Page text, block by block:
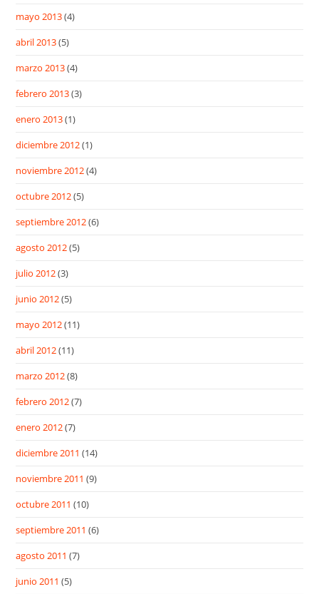
mayo 2013(4)
abril 2013(5)
marzo 2013(4)
febrero 2013(3)
enero 2013(1)
diciembre 2012(1)
noviembre 2012(4)
octubre 2012(5)
septiembre 2012(6)
agosto 2012(5)
julio 2012(3)
junio 2012(5)
mayo 2012(11)
abril 2012(11)
marzo 2012(8)
febrero 2012(7)
enero 2012(7)
diciembre 2011 (14)
noviembre 2011 (9)
octubre 2011 (10)
septiembre 2011 (6)
agosto 2011 (7)
junio 2011 (5)